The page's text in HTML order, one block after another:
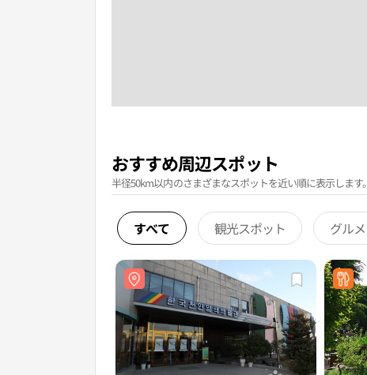
おすすめ周辺スポット
半径50km以内のさまざまなスポットを近い順に表示します。
すべて 観光スポット グルメ